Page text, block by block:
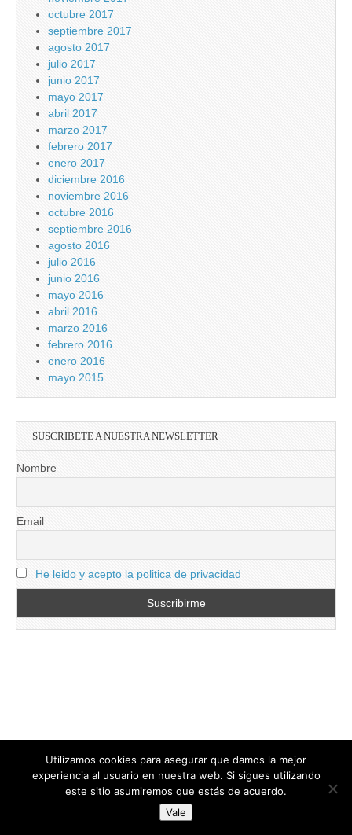
octubre 2017
septiembre 2017
agosto 2017
julio 2017
junio 2017
mayo 2017
abril 2017
marzo 2017
febrero 2017
enero 2017
diciembre 2016
noviembre 2016
octubre 2016
septiembre 2016
agosto 2016
julio 2016
junio 2016
mayo 2016
abril 2016
marzo 2016
febrero 2016
enero 2016
mayo 2015
SUSCRIBETE A NUESTRA NEWSLETTER
Nombre
Email
He leido y acepto la politica de privacidad
directoresdeseguridad.es
Diseñado por Centro Andaluz de Estudios y Entrenamiento
Utilizamos cookies para asegurar que damos la mejor
experiencia al usuario en nuestra web. Si sigues utilizando
este sitio asumiremos que estás de acuerdo.
Vale